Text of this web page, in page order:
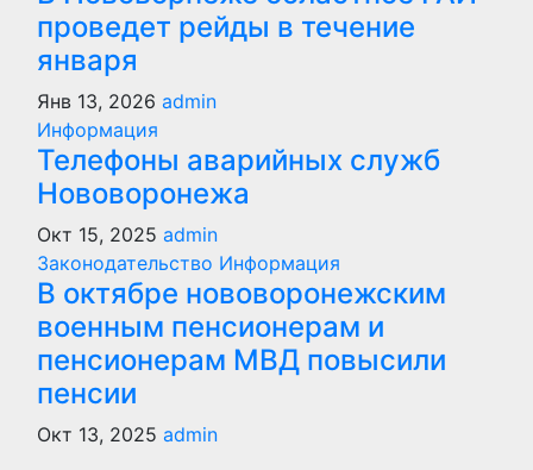
проведет рейды в течение
января
Янв 13, 2026 admin
Информация
Телефоны аварийных служб
Нововоронежа
Окт 15, 2025 admin
Законодательство Информация
В октябре нововоронежским
военным пенсионерам и
пенсионерам МВД повысили
пенсии
Окт 13, 2025 admin